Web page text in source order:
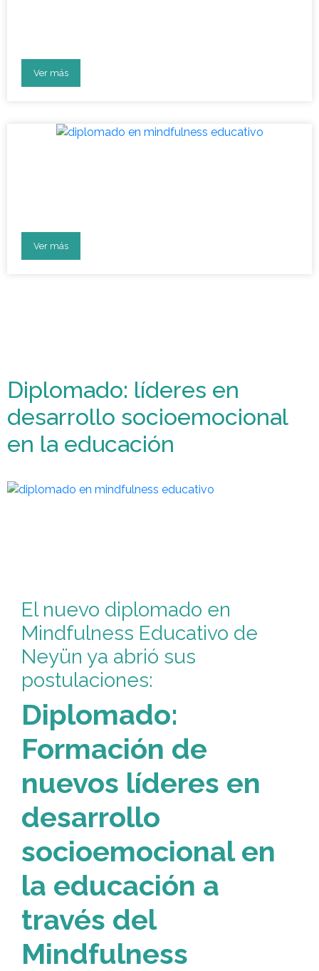
Ver más
Ver más
Diplomado: líderes en
desarrollo socioemocional
en la educación
El nuevo diplomado en
Mindfulness Educativo de
Neyün ya abrió sus
postulaciones:
Diplomado:
Formación de
nuevos líderes en
desarrollo
socioemocional en
la educación a
través del
Mindfulness